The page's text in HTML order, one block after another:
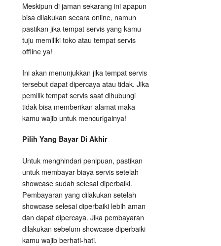
Meskipun di jaman sekarang ini apapun
bisa dilakukan secara online, namun
pastikan jika tempat servis yang kamu
tuju memiliki toko atau tempat servis
offline ya!
Ini akan menunjukkan jika tempat servis
tersebut dapat dipercaya atau tidak. Jika
pemilik tempat servis saat dihubungi
tidak bisa memberikan alamat maka
kamu wajib untuk mencurigainya!
Pilih Yang Bayar Di Akhir
Untuk menghindari penipuan, pastikan
untuk membayar biaya servis setelah
showcase sudah selesai diperbaiki.
Pembayaran yang dilakukan setelah
showcase selesai diperbaiki lebih aman
dan dapat dipercaya. Jika pembayaran
dilakukan sebelum showcase diperbaiki
kamu wajib berhati-hati.